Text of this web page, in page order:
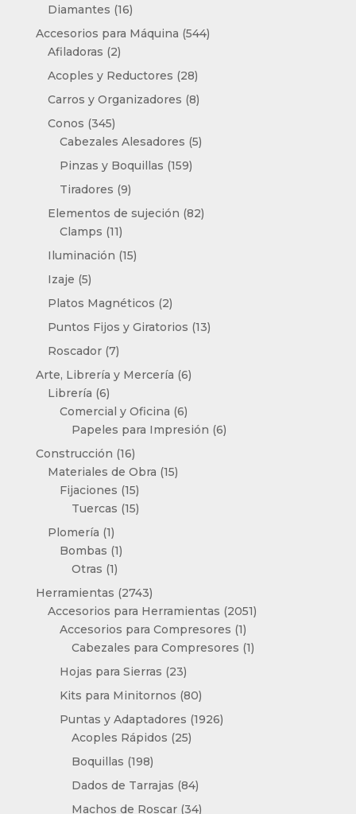
Diamantes 1616
productos
Accesorios para Máquina 544544
Afiladoras 22
productos
Acoples y Reductores 2828
productos
Carros y Organizadores 88
Conos 345345
productos
Cabezales Alesadores 55
Pinzas y Boquillas 159159
Tiradores 99
productos
Elementos de sujeción 8282
Clamps 1111
productos
Iluminación 1515
Izaje 55
productos
Platos Magnéticos 22
productos
Puntos Fijos y Giratorios 1313
Roscador 77
productos
Arte, Librería y Mercería 66
Librería 66
productos
Comercial y Oficina 66
productos
Papeles para Impresión 66
Construcción 1616
productos
Materiales de Obra 1515
Fijaciones 1515
productos
Tuercas 1515
Plomería 11
producto
Bombas 11
Otras 11
producto
Herramientas 27432743
productos
Accesorios para Herramientas 20512051
Accesorios para Compresores 11
producto
Cabezales para Compresores 11
Hojas para Sierras 2323
productos
Kits para Minitornos 8080
productos
Puntas y Adaptadores 19261926
Acoples Rápidos 2525
Boquillas 198198
productos
Dados de Tarrajas 8484
productos
Machos de Roscar 3434